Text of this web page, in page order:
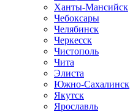
Ханты-Мансийск
Чебоксары
Челябинск
Черкесск
Чистополь
Чита
Элиста
Южно-Сахалинск
Якутск
Ярославль